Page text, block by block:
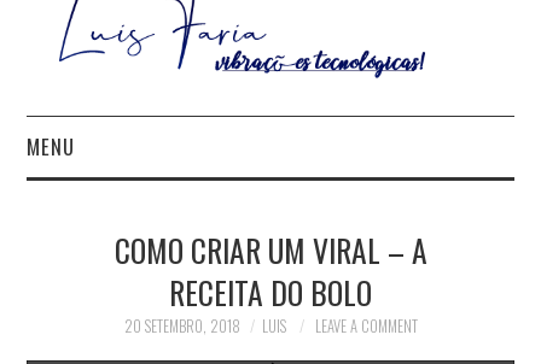
MENU
CONTACTA – ME
POLÍTICA DE
COMO CRIAR UM VIRAL – A
RECEITA DO BOLO
20 SETEMBRO, 2018 LUIS LEAVE A COMMENT